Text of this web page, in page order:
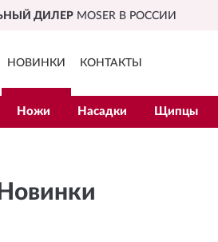
НОВИНКИ КОНТАКТЫ
Ножи Насадки Щипцы
Новинки